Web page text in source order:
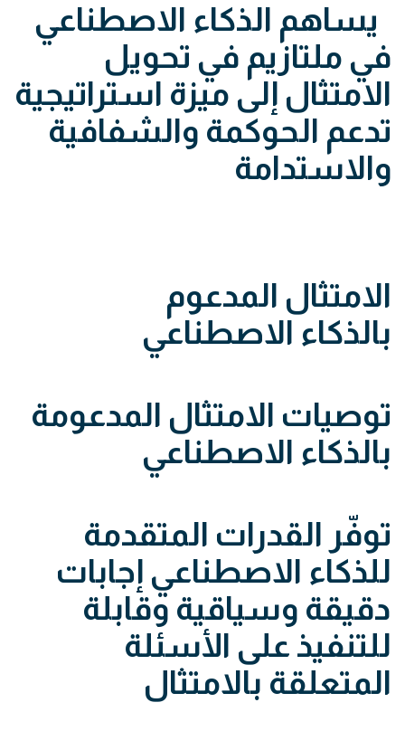
يساهم الذكاء الاصطناعي
في ملتازيم في تحويل
الامتثال إلى ميزة استراتيجية
تدعم الحوكمة والشفافية
والاستدامة
الامتثال المدعوم
بالذكاء الاصطناعي
توصيات الامتثال المدعومة
بالذكاء الاصطناعي
توفّر القدرات المتقدمة
للذكاء الاصطناعي إجابات
دقيقة وسياقية وقابلة
للتنفيذ على الأسئلة
المتعلقة بالامتثال